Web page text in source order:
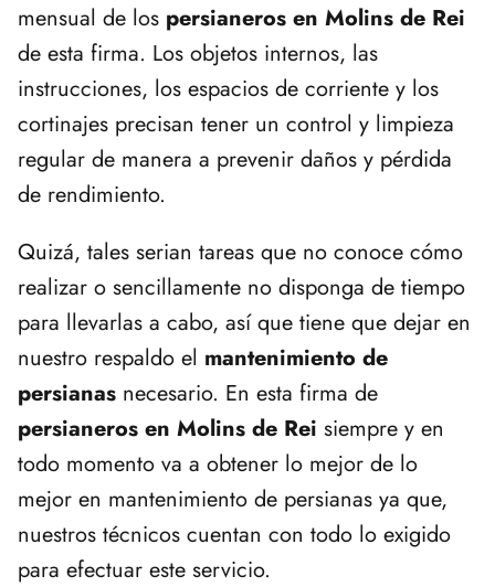
mensual de los persianeros en Molins de Rei
de esta firma. Los objetos internos, las
instrucciones, los espacios de corriente y los
cortinajes precisan tener un control y limpieza
regular de manera a prevenir daños y pérdida
de rendimiento.
Quizá, tales serian tareas que no conoce cómo
realizar o sencillamente no disponga de tiempo
para llevarlas a cabo, así que tiene que dejar en
nuestro respaldo el mantenimiento de
persianas necesario. En esta firma de
persianeros en Molins de Rei siempre y en
todo momento va a obtener lo mejor de lo
mejor en mantenimiento de persianas ya que,
nuestros técnicos cuentan con todo lo exigido
para efectuar este servicio.